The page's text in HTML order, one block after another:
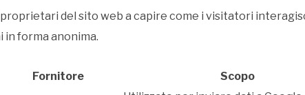
del sito web a capire come i visitatori
forma anonima.
Fornitore Scopo